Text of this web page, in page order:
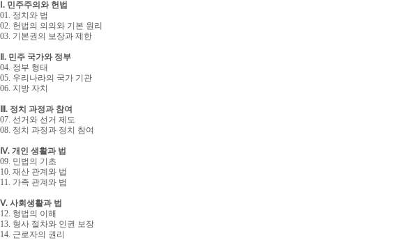
Ⅰ. 민주주의와 헌법
01. 정치와 법
02. 헌법의 의의와 기본 원리
03. 기본권의 보장과 제한
Ⅱ. 민주 국가와 정부
04. 정부 형태
05. 우리나라의 국가 기관
06. 지방 자치
Ⅲ. 정치 과정과 참여
07. 선거와 선거 제도
08. 정치 과정과 정치 참여
Ⅳ. 개인 생활과 법
09. 민법의 기초
10. 재산 관계와 법
11. 가족 관계와 법
Ⅴ. 사회생활과 법
12. 형법의 이해
13. 형사 절차와 인권 보장
14. 근로자의 권리